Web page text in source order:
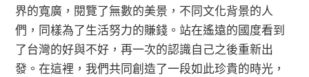
界的寬廣，閱覽了無數的美景，不同文化背景的人
們，同樣為了生活努力的賺錢。站在遙遠的國度看到
了台灣的好與不好，再一次的認識自己之後重新出
發。在這裡，我們共同創造了一段如此珍貴的時光，